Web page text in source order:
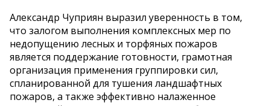
Александр Чуприян выразил уверенность в том,
что залогом выполнения комплексных мер по
недопущению лесных и торфяных пожаров
является поддержание готовности, грамотная
организация применения группировки сил,
спланированной для тушения ландшафтных
пожаров, а также эффективно налаженное